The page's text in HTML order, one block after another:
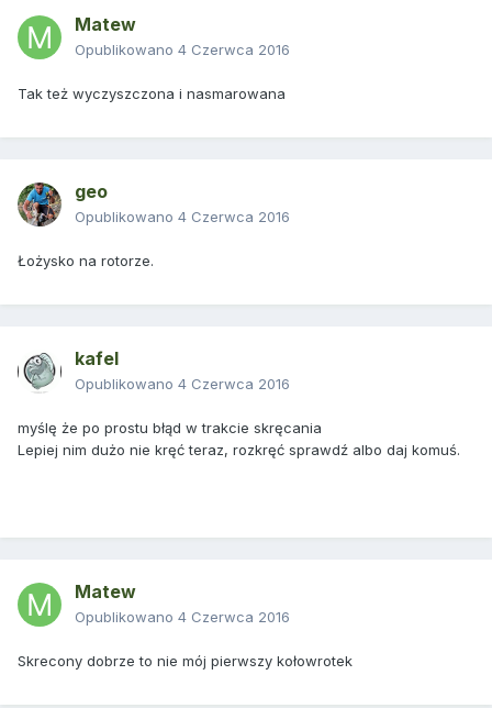
Matew
Opublikowano 4 Czerwca 2016
Tak też wyczyszczona i nasmarowana
geo
Opublikowano 4 Czerwca 2016
Łożysko na rotorze.
kafel
Opublikowano 4 Czerwca 2016
myślę że po prostu błąd w trakcie skręcania
Lepiej nim dużo nie kręć teraz, rozkręć sprawdź albo daj komuś.
Matew
Opublikowano 4 Czerwca 2016
Skrecony dobrze to nie mój pierwszy kołowrotek